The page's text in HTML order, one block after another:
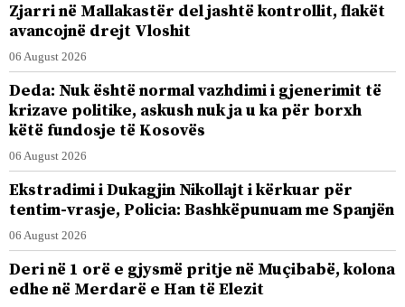
Zjarri në Mallakastër del jashtë kontrollit, flakët
avancojnë drejt Vloshit
06 August 2026
Deda: Nuk është normal vazhdimi i gjenerimit të
krizave politike, askush nuk ja u ka për borxh
këtë fundosje të Kosovës
06 August 2026
Ekstradimi i Dukagjin Nikollajt i kërkuar për
tentim-vrasje, Policia: Bashkëpunuam me Spanjën
06 August 2026
Deri në 1 orë e gjysmë pritje në Muçibabë, kolona
edhe në Merdarë e Han të Elezit